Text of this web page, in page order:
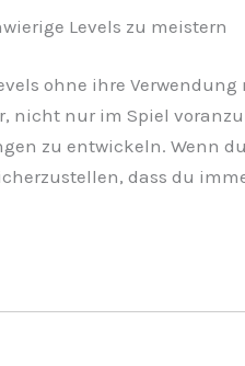
Levels zu meistern
ohne ihre
nicht nur im Spiel
zu entwickeln. Wenn
dass du